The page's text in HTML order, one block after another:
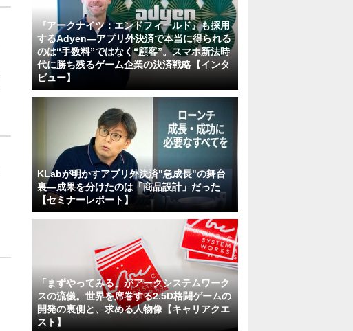
『アークナイツ：エンドフィールド』も採用
するAdyen―アプリ外決済で本当に得られる
のは“手数料”ではなく“顧客”。スマホ新法時
代に勝ち残るゲーム企業の決済戦略【インタ
ビュー】
KLabが明かすアプリ外決済"急成長"の舞台
裏―成果を分けたのは「商品設計」だった
【セミナーレポート】
「まずやってみる」がアークシステムワーク
スの流儀。世界を席巻する2.5D格闘ゲームの
開発の裏側と、求める人物像【キャリアクエ
スト】